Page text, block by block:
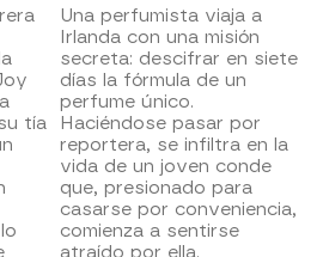
tía
Una perfumista viaja a
Irlanda con una misión
secreta: descifrar en siete
días la fórmula de un
perfume único.
Haciéndose pasar por
reportera, se infiltra en la
vida de un joven conde
que, presionado para
casarse por conveniencia,
comienza a sentirse
atraído por ella.